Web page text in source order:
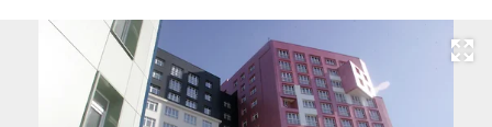
Развернуть